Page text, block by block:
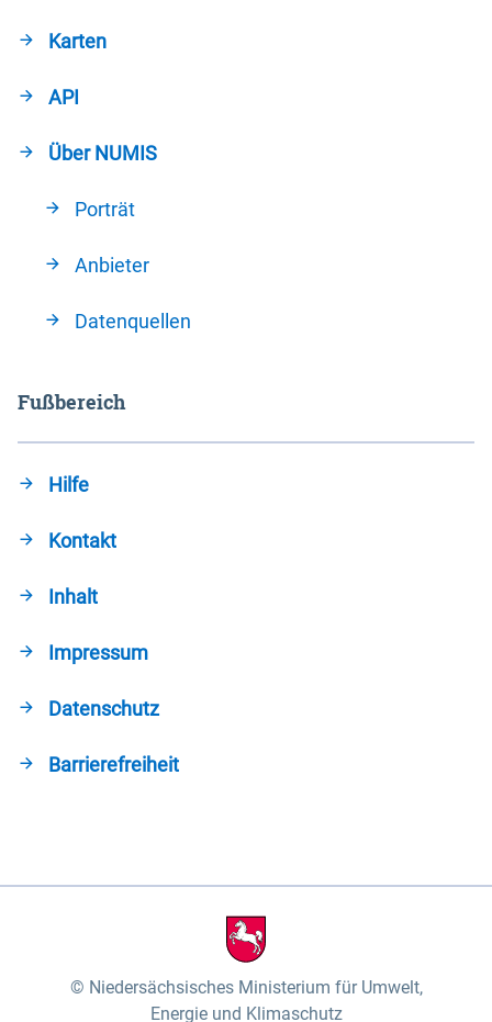
Karten
API
Über NUMIS
Porträt
Anbieter
Datenquellen
Fußbereich
Hilfe
Kontakt
Inhalt
Impressum
Datenschutz
Barrierefreiheit
Niedersächsisches Ministerium für Umwelt,
Energie und Klimaschutz